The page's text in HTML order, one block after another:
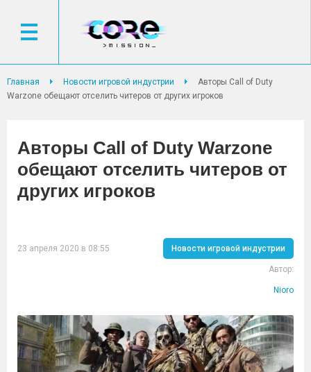
Главная Новости игровой индустрии
Авторы Call of Duty
Warzone обещают отселить читеров от других игроков
Авторы Call of Duty Warzone
обещают отселить читеров от
других игроков
23 апреля 2020 в 08:55 Новости игровой индустрии
Автор:
Nioro